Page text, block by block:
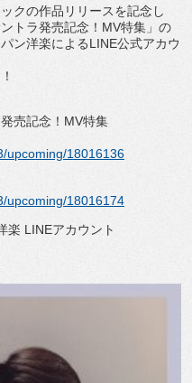
クの作品リリースを記念し
トラ発売記念！ MV特集」 の
ン洋楽によるLINE公式アカウ
売記念！ MV特集
upcoming/18016136
upcoming/18016174
楽 LINEアカウント